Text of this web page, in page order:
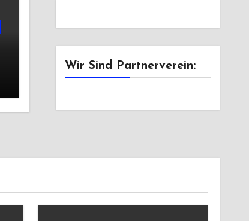
Wir Sind Partnerverein: